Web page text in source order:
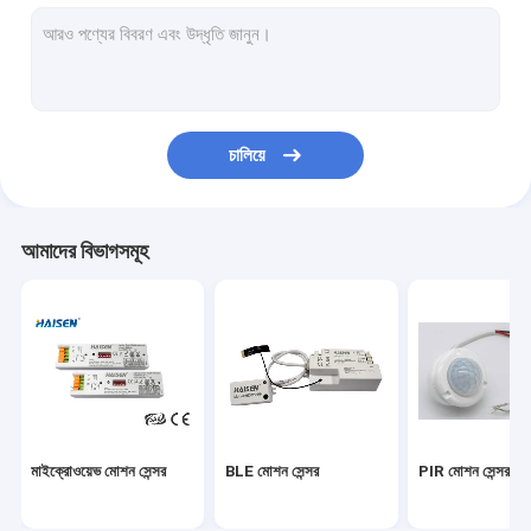
ফটোসেল ডেলাইট সেন্সর
মোশন সেন্সর ড্রাইভার
সিই সংস্করণ জরুরী LED ড্রাইভার
চালিয়ে
আমাদের বিভাগসমূহ
মাইক্রোওয়েভ মোশন সেন্সর BLE মোশন সেন্সর PIR মোশন সেন্সর